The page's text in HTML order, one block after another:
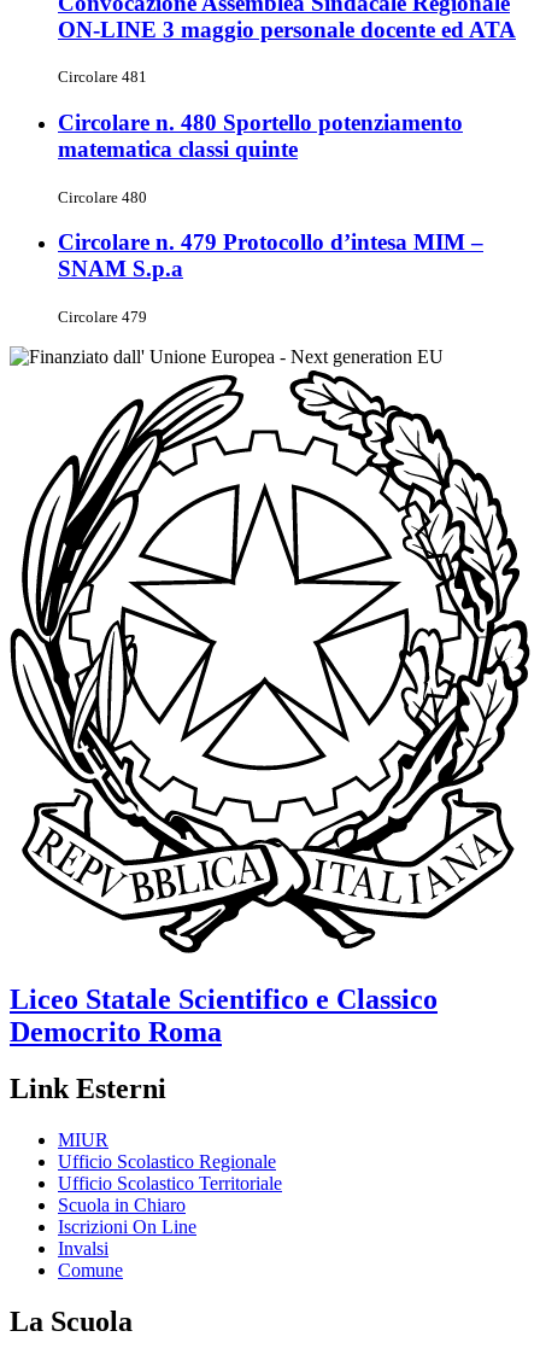
ON-LINE 3 maggio personale docente ed ATA
Circolare 481
Circolare n. 480 Sportello potenziamento
matematica classi quinte
Circolare 480
Circolare n. 479 Protocollo d’intesa MIM –
SNAM S.p.a
Circolare 479
Liceo Statale Scientifico e Classico
Democrito Roma
Link Esterni
MIUR
Ufficio Scolastico Regionale
Ufficio Scolastico Territoriale
Scuola in Chiaro
Iscrizioni On Line
Invalsi
Comune
La Scuola